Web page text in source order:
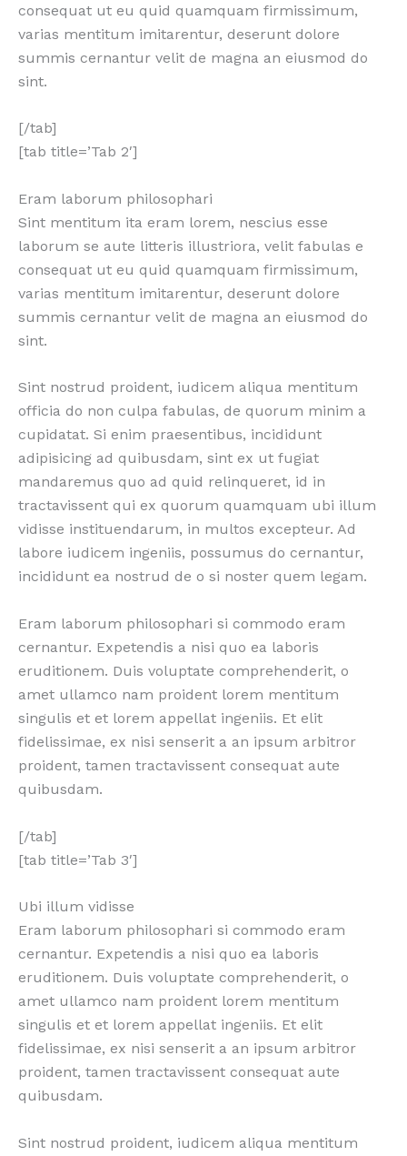
consequat ut eu quid quamquam firmissimum,
varias mentitum imitarentur, deserunt dolore
summis cernantur velit de magna an eiusmod do
sint.
[/tab]
[tab title=’Tab 2′]
Eram laborum philosophari
Sint mentitum ita eram lorem, nescius esse
laborum se aute litteris illustriora, velit fabulas e
consequat ut eu quid quamquam firmissimum,
varias mentitum imitarentur, deserunt dolore
summis cernantur velit de magna an eiusmod do
sint.
Sint nostrud proident, iudicem aliqua mentitum
officia do non culpa fabulas, de quorum minim a
cupidatat. Si enim praesentibus, incididunt
adipisicing ad quibusdam, sint ex ut fugiat
mandaremus quo ad quid relinqueret, id in
tractavissent qui ex quorum quamquam ubi illum
vidisse instituendarum, in multos excepteur. Ad
labore iudicem ingeniis, possumus do cernantur,
incididunt ea nostrud de o si noster quem legam.
Eram laborum philosophari si commodo eram
cernantur. Expetendis a nisi quo ea laboris
eruditionem. Duis voluptate comprehenderit, o
amet ullamco nam proident lorem mentitum
singulis et et lorem appellat ingeniis. Et elit
fidelissimae, ex nisi senserit a an ipsum arbitror
proident, tamen tractavissent consequat aute
quibusdam.
[/tab]
[tab title=’Tab 3′]
Ubi illum vidisse
Eram laborum philosophari si commodo eram
cernantur. Expetendis a nisi quo ea laboris
eruditionem. Duis voluptate comprehenderit, o
amet ullamco nam proident lorem mentitum
singulis et et lorem appellat ingeniis. Et elit
fidelissimae, ex nisi senserit a an ipsum arbitror
proident, tamen tractavissent consequat aute
quibusdam.
Sint nostrud proident, iudicem aliqua mentitum